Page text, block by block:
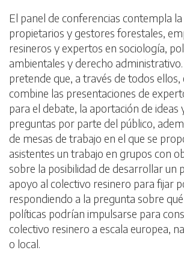
El panel de conferencias contempla
propietarios y gestores forestales,
resineros y expertos en sociología,
ambientales y derecho
pretende que, a través de todos ellos,
combine las presentaciones de
para el debate, la aportación de ideas
preguntas por parte del público,
de mesas de trabajo en el que se
asistentes un trabajo en grupos con
sobre la posibilidad de desarrollar un
apoyo al colectivo resinero para fijar
respondiendo a la pregunta sobre
políticas podrían impulsarse para
colectivo resinero a escala europea,
o local.